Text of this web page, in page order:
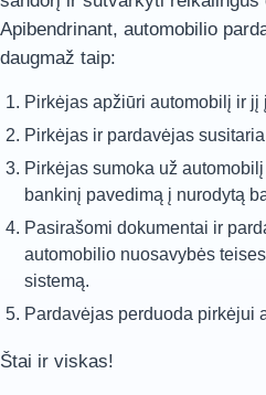
Apibendrinant, automobilio
daugmaž taip:
Pirkėjas apžiūri automobilį ir jį
Pirkėjas ir pardavėjas
Pirkėjas sumoka už
bankinį pavedimą į nurodytą
Pasirašomi dokumentai ir
automobilio nuosavybės
sistemą.
Pardavėjas perduoda pirkėjui
Štai ir viskas!